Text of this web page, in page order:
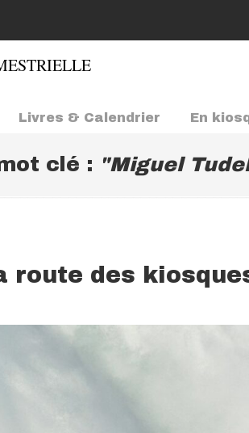
Livres & Calendrier En
clé : "Miguel
route des